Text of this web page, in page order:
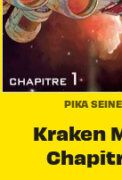
PIKA
Kraken